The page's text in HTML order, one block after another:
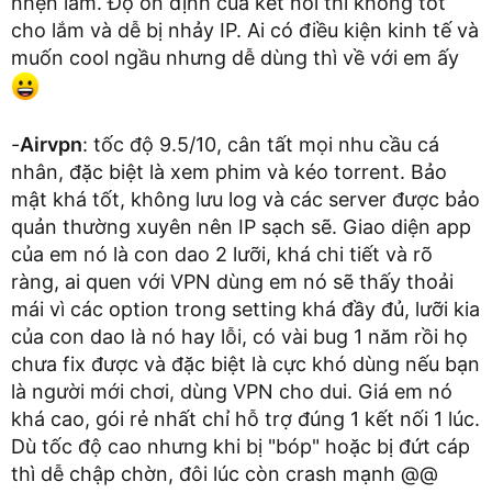
cho lắm và dễ bị nhảy IP. Ai có điều kiện kinh tế và
muốn cool ngầu nhưng dễ dùng thì về với em ấy
-Airvpn: tốc độ 9.5/10, cân tất mọi nhu cầu cá
nhân, đặc biệt là xem phim và kéo torrent. Bảo
mật khá tốt, không lưu log và các server được bảo
quản thường xuyên nên IP sạch sẽ. Giao diện app
của em nó là con dao 2 lưỡi, khá chi tiết và rõ
ràng, ai quen với VPN dùng em nó sẽ thấy thoải
mái vì các option trong setting khá đầy đủ, lưỡi kia
của con dao là nó hay lỗi, có vài bug 1 năm rồi họ
chưa fix được và đặc biệt là cực khó dùng nếu bạn
là người mới chơi, dùng VPN cho dui. Giá em nó
khá cao, gói rẻ nhất chỉ hỗ trợ đúng 1 kết nối 1 lúc.
Dù tốc độ cao nhưng khi bị "bóp" hoặc bị đứt cáp
thì dễ chập chờn, đôi lúc còn crash mạnh @@